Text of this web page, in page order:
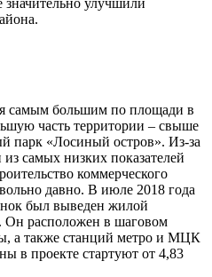
самым большим по площади в
часть территории – свыше
парк «Лосиный остров». Из-за
самых низких показателей
коммерческого
давно. В июле 2018 года
был выведен жилой
Он расположен в шаговом
а также станций метро и МЦК
в проекте стартуют от 4,83